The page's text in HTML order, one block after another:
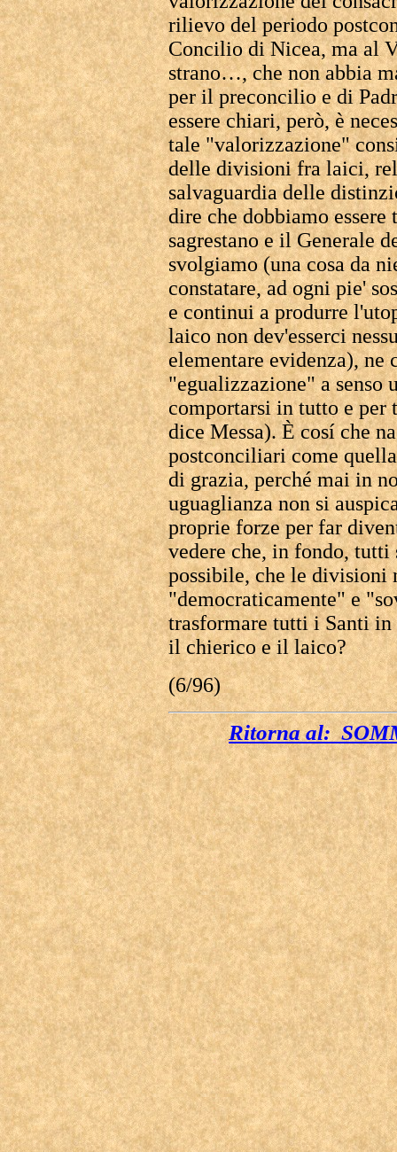
rilievo del periodo
Concilio di Nicea, ma al
strano…, che non abbia
per il preconcilio e di
essere chiari, però, è
tale "valorizzazione"
delle divisioni fra laici,
salvaguardia delle
dire che dobbiamo
sagrestano e il Generale
svolgiamo (una cosa da
constatare, ad ogni pie'
e continui a produrre
laico non dev'esserci
elementare evidenza), ne
"egualizzazione" a senso
comportarsi in tutto e per
dice Messa). È cosí che
postconciliari come
di grazia, perché mai in
uguaglianza non si
proprie forze per far
vedere che, in fondo, tutti
possibile, che le divisioni
"democraticamente" e
trasformare tutti i Santi in
il chierico e il laico?
(6/96)
Ritorna al: